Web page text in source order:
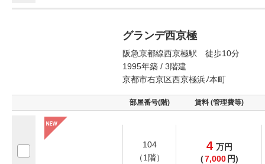
グランデ西京極
阪急京都線西京極駅 徒歩10分
1995年築 / 3階建
京都市右京区西京極浜ﾉ本町
部屋番号(階) 賃料 (管理費等)
104
（1階）
4 万円
(7,000 円)